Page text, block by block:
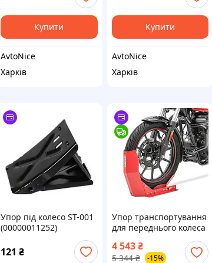
Купити
AvtoNice
Харків
Купити
AvtoNice
Харків
Упор під колесо ST-001
(00000011252)
121 ₴
Упор транспортування
для переднього колеса
4 543 ₴
5 344 ₴ -15%